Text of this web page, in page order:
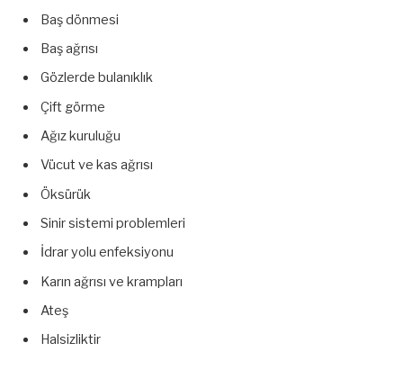
Baş dönmesi
Baş ağrısı
Gözlerde bulanıklık
Çift görme
Ağız kuruluğu
Vücut ve kas ağrısı
Öksürük
Sinir sistemi problemleri
İdrar yolu enfeksiyonu
Karın ağrısı ve krampları
Ateş
Halsizliktir